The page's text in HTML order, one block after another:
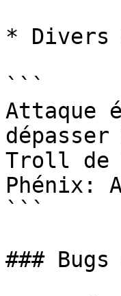
* Divers
```
Attaque
Troll de
Phénix:
```
###